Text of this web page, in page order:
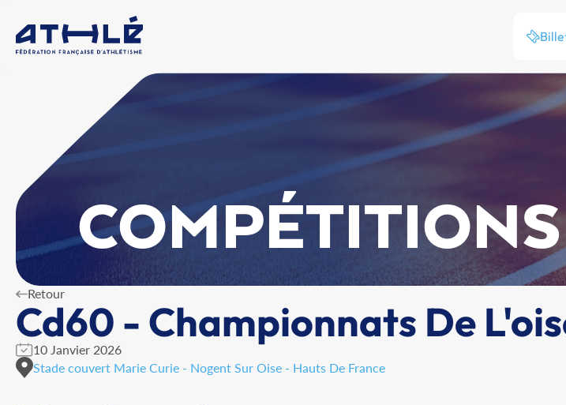
COMPÉTITIONS
Retour
Cd60 - Championnats De
10 Janvier 2026
Stade couvert Marie Curie - Nogent Sur Oise - Hauts De France